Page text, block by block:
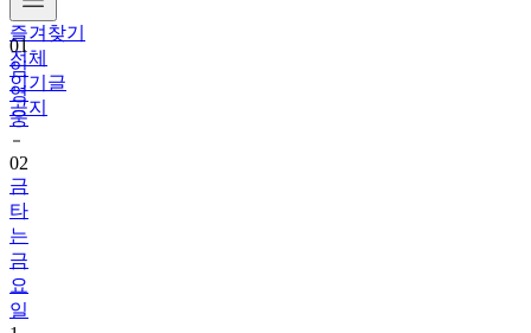
즐겨찾기
전체
인기글
공지
01
임
영
웅
02
금
타
는
금
요
일